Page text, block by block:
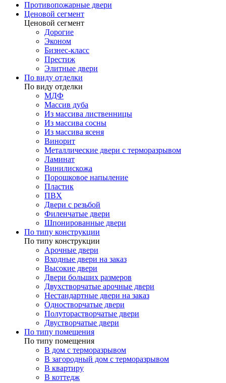
Противопожарные двери
Ценовой сегмент
Ценовой сегмент
Дорогие
Эконом
Бизнес-класс
Престиж
Элитные двери
По виду отделки
По виду отделки
МДФ
Массив дуба
Из массива лиственницы
Из массива сосны
Из массива ясеня
Винорит
Металлические двери с терморазрывом
Ламинат
Винилискожа
Порошковое напыление
Пластик
ПВХ
Двери с резьбой
Филенчатые двери
Шпонированные двери
По типу конструкции
По типу конструкции
Арочные двери
Входные двери на заказ
Высокие двери
Двери больших размеров
Двухстворчатые арочные двери
Нестандартные двери на заказ
Одностворчатые двери
Полуторастворчатые двери
Двустворчатые двери
По типу помещения
По типу помещения
В дом с терморазрывом
В загородный дом с терморазрывом
В квартиру
В коттедж